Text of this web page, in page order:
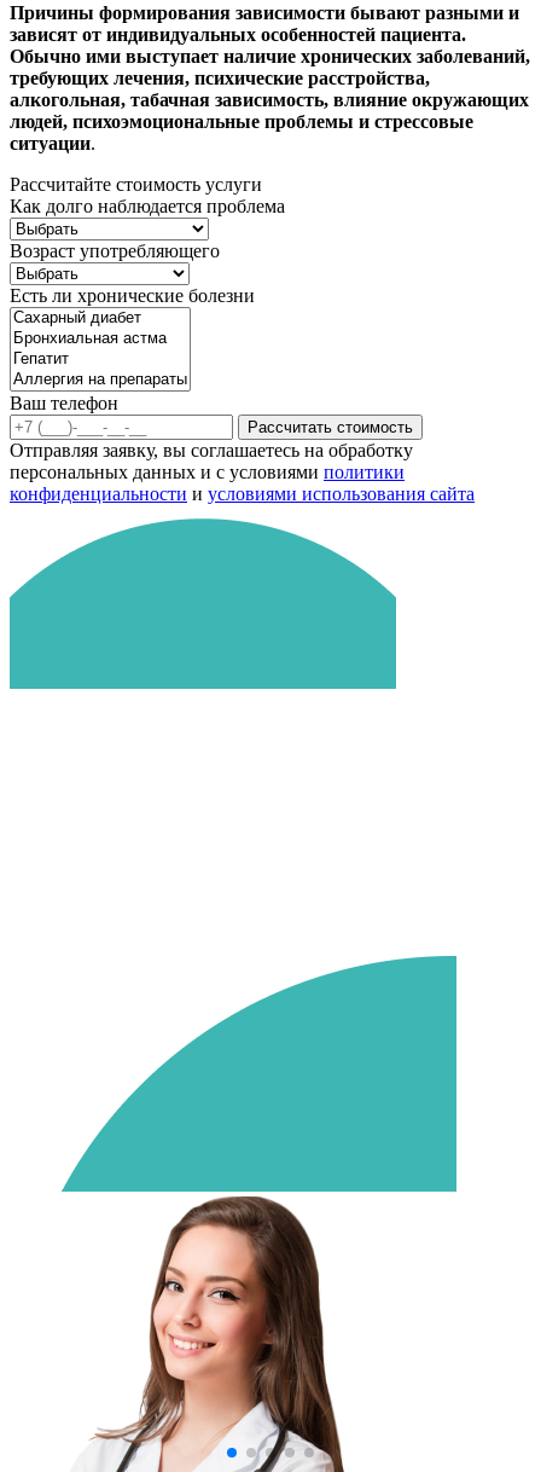
Причины формирования зависимости бывают разными и
зависят от индивидуальных особенностей пациента.
Обычно ими выступает наличие хронических заболеваний,
требующих лечения, психические расстройства,
алкогольная, табачная зависимость, влияние окружающих
людей, психоэмоциональные проблемы и стрессовые
ситуации.
Рассчитайте стоимость услуги
Как долго наблюдается проблема
Возраст употребляющего
Есть ли хронические болезни
Ваш телефон
Рассчитать стоимость
Отправляя заявку, вы соглашаетесь на обработку
персональных данных и с условиями политики
конфиденциальности и условиями использования сайта